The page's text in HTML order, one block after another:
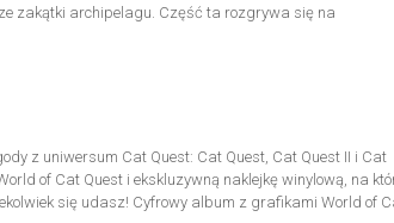
zakątki archipelagu. Część ta rozgrywa się na
rychłe polowanie.
z uniwersum Cat Quest: Cat Quest, Cat Quest II i Cat
of Cat Quest i ekskluzywną naklejkę winylową, na
się udasz! Cyfrowy album z grafikami World of